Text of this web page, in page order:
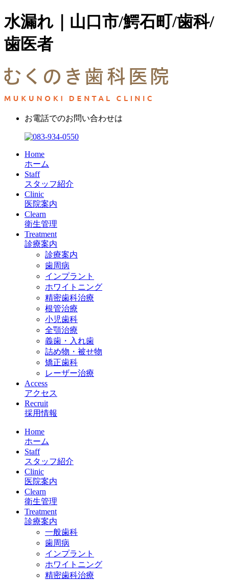
水漏れ｜山口市/鰐石町/歯科/
歯医者
お電話でのお問い合わせは
Home
ホーム
Staff
スタッフ紹介
Clinic
医院案内
Clearn
衛生管理
Treatment
診療案内
診療案内
歯周病
インプラント
ホワイトニング
精密歯科治療
根管治療
小児歯科
全顎治療
義歯・入れ歯
詰め物・被せ物
矯正歯科
レーザー治療
Access
アクセス
Recruit
採用情報
Home
ホーム
Staff
スタッフ紹介
Clinic
医院案内
Clearn
衛生管理
Treatment
診療案内
一般歯科
歯周病
インプラント
ホワイトニング
精密歯科治療